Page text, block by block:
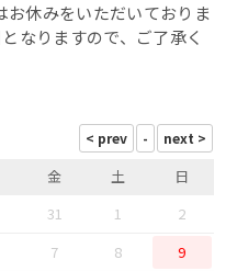
休みをいただいておりま
なりますので、ご了承く
金 土
日
31 1
2
7 8
9